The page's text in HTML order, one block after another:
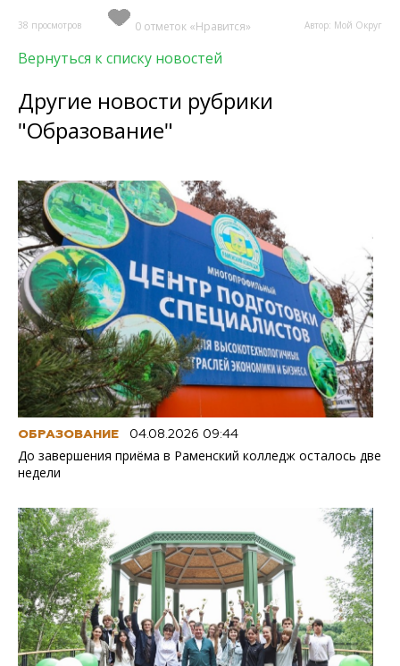
38 просмотров 0 отметок «Нравится» Автор: Мой Округ
Вернуться к списку новостей
Другие новости рубрики
"Образование"
ОБРАЗОВАНИЕ 04.08.2026 09:44
До завершения приёма в Раменский колледж осталось две
недели